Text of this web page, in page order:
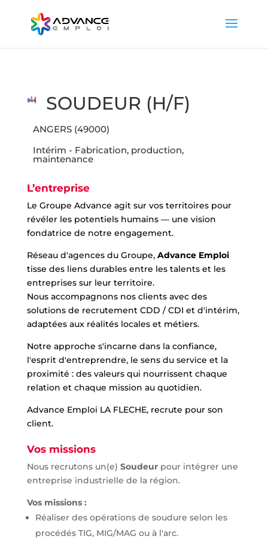
SOUDEUR (H/F)
ANGERS (49000)
Intérim - Fabrication, production,
maintenance
L’entreprise
Le Groupe Advance agit sur vos territoires pour
révéler les potentiels humains — une vision
fondatrice de notre engagement.
Réseau d'agences du Groupe, Advance Emploi
tisse des liens durables entre les talents et les
entreprises sur leur territoire.
Nous accompagnons nos clients avec des
solutions de recrutement CDD / CDI et d'intérim,
adaptées aux réalités locales et métiers.
Notre approche s'incarne dans la confiance,
l'esprit d'entreprendre, le sens du service et la
proximité : des valeurs qui nourrissent chaque
relation et chaque mission au quotidien.
Advance Emploi LA FLECHE, recrute pour son
client.
Vos missions
Nous recrutons un(e) Soudeurpour intégrer une
entreprise industrielle de la région.
Vos missions :
Réaliser des opérations de soudure selon les
procédés TIG, MIG/MAG ou à l'arc.